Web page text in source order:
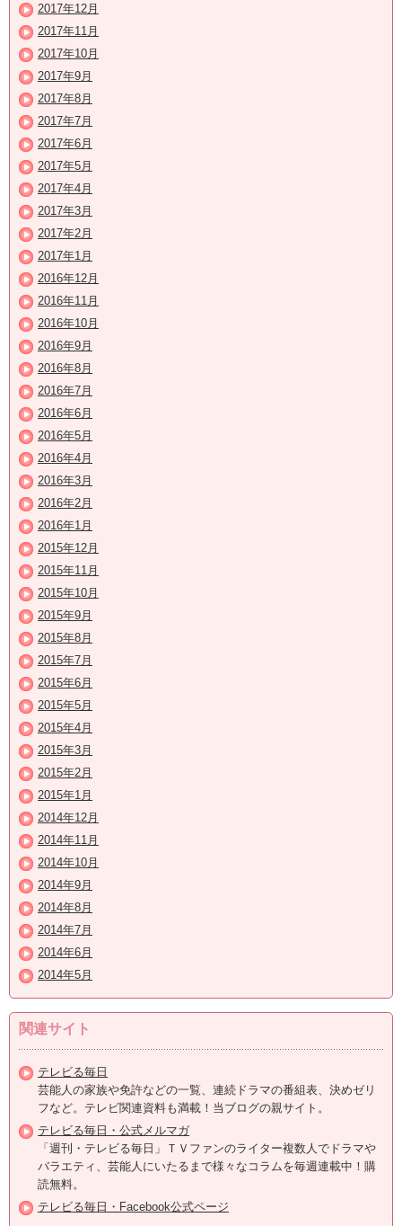
2017年12月
2017年11月
2017年10月
2017年9月
2017年8月
2017年7月
2017年6月
2017年5月
2017年4月
2017年3月
2017年2月
2017年1月
2016年12月
2016年11月
2016年10月
2016年9月
2016年8月
2016年7月
2016年6月
2016年5月
2016年4月
2016年3月
2016年2月
2016年1月
2015年12月
2015年11月
2015年10月
2015年9月
2015年8月
2015年7月
2015年6月
2015年5月
2015年4月
2015年3月
2015年2月
2015年1月
2014年12月
2014年11月
2014年10月
2014年9月
2014年8月
2014年7月
2014年6月
2014年5月
関連サイト
テレビる毎日
芸能人の家族や免許などの一覧、連続ドラマの番組表、決めゼリ
フなど。テレビ関連資料も満載！当ブログの親サイト。
テレビる毎日・公式メルマガ
「週刊・テレビる毎日」ＴＶファンのライター複数人でドラマや
バラエティ、芸能人にいたるまで様々なコラムを毎週連載中！購
読無料。
テレビる毎日・Facebook公式ページ